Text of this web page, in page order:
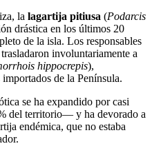
la lagartija pitiusa (Podarcis
drástica en los últimos 20
de la isla. Los responsables
involuntariamente a
hippocrepis),
de la Península.
se ha expandido por casi
del territorio— y ha devorado a
endémica, que no estaba